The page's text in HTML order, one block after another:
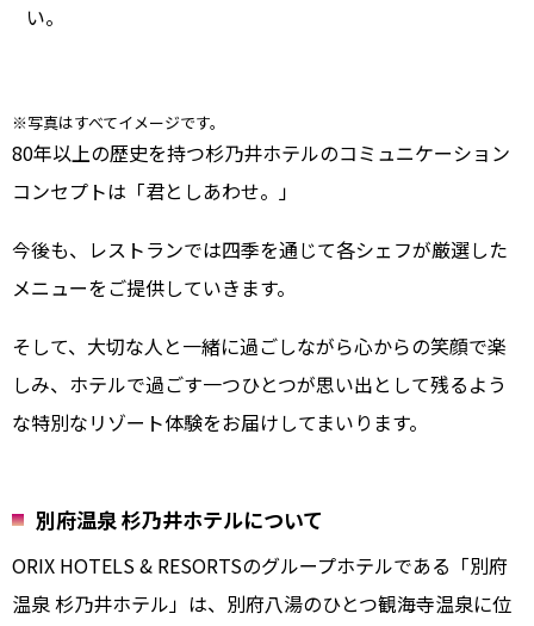
い。
※写真はすべてイメージです。
80年以上の歴史を持つ杉乃井ホテルのコミュニケーション
コンセプトは「君としあわせ。」
今後も、レストランでは四季を通じて各シェフが厳選した
メニューをご提供していきます。
そして、大切な人と一緒に過ごしながら心からの笑顔で楽
しみ、ホテルで過ごす一つひとつが思い出として残るよう
な特別なリゾート体験をお届けしてまいります。
別府温泉 杉乃井ホテルについて
ORIX HOTELS & RESORTSのグループホテルである「別府
温泉 杉乃井ホテル」は、別府八湯のひとつ観海寺温泉に位